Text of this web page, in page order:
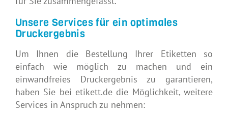
Unsere Services für ein optimales
Druckergebnis
Um Ihnen die Bestellung Ihrer Etiketten so
einfach wie möglich zu machen und ein
einwandfreies Druckergebnis zu garantieren,
haben Sie bei etikett.de die Möglichkeit, weitere
Services in Anspruch zu nehmen: